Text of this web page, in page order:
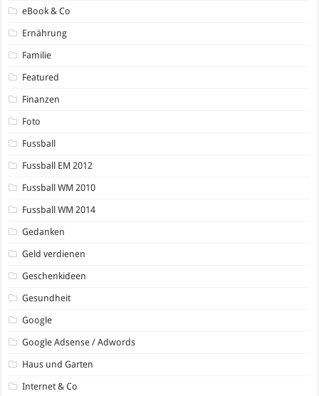
eBook & Co
Ernährung
Familie
Featured
Finanzen
Foto
Fussball
Fussball EM 2012
Fussball WM 2010
Fussball WM 2014
Gedanken
Geld verdienen
Geschenkideen
Gesundheit
Google
Google Adsense / Adwords
Haus und Garten
Internet & Co